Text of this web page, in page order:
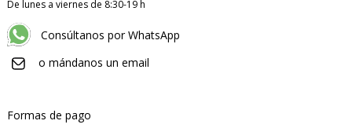
De lunes a viernes de 8:30-19 h
Consúltanos por WhatsApp
o mándanos un email
Formas de pago